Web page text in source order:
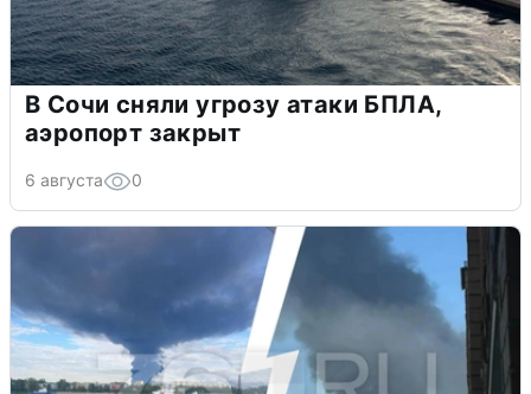
В Сочи сняли угрозу атаки БПЛА,
аэропорт закрыт
6 августа 0